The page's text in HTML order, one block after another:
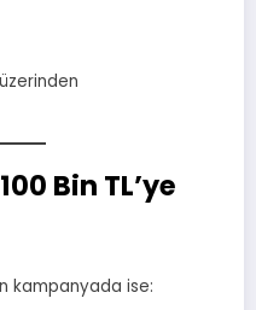
Bin TL’ye
kampanyada ise: